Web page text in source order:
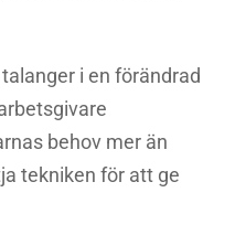
i en förändrad
behov mer än
tekniken för att ge